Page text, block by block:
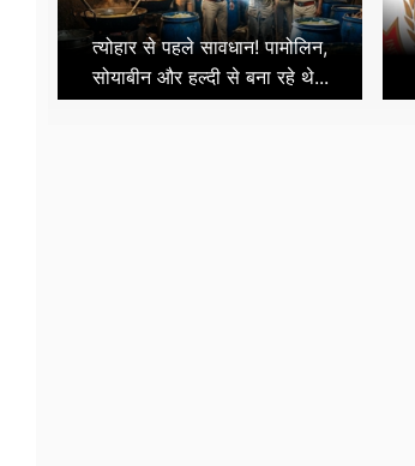
त्योहार से पहले सावधान! पामोलिन,
सोयाबीन और हल्दी से बना रहे थे...